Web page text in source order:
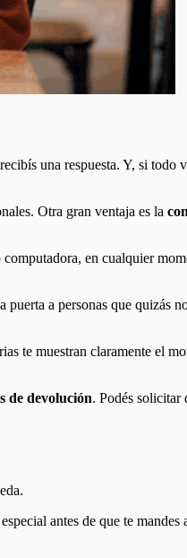
una respuesta. Y, si todo
Otra gran ventaja es la
en cualquier
puerta a personas que quizás
te muestran claramente el
de devolución. Podés solicitar
antes de que te